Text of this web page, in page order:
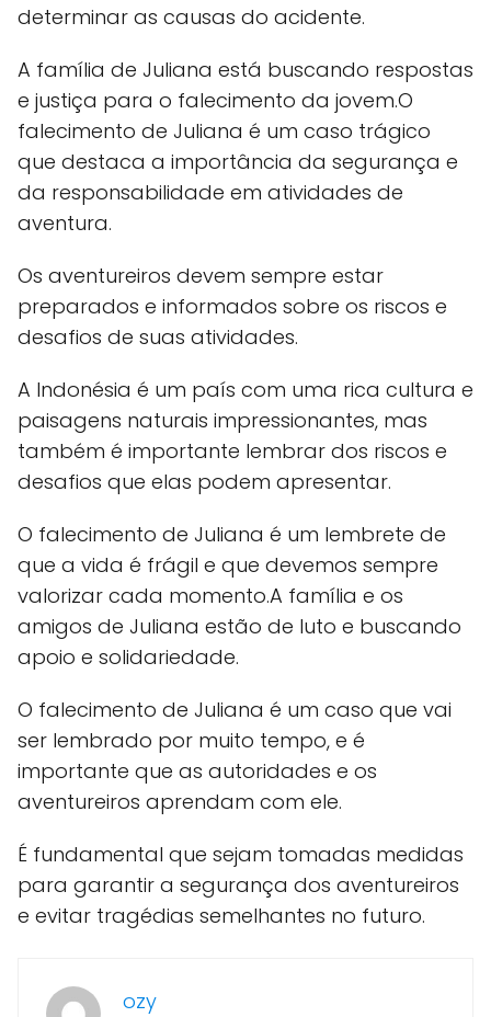
determinar as causas do acidente.
A família de Juliana está buscando respostas
e justiça para o falecimento da jovem.O
falecimento de Juliana é um caso trágico
que destaca a importância da segurança e
da responsabilidade em atividades de
aventura.
Os aventureiros devem sempre estar
preparados e informados sobre os riscos e
desafios de suas atividades.
A Indonésia é um país com uma rica cultura e
paisagens naturais impressionantes, mas
também é importante lembrar dos riscos e
desafios que elas podem apresentar.
O falecimento de Juliana é um lembrete de
que a vida é frágil e que devemos sempre
valorizar cada momento.A família e os
amigos de Juliana estão de luto e buscando
apoio e solidariedade.
O falecimento de Juliana é um caso que vai
ser lembrado por muito tempo, e é
importante que as autoridades e os
aventureiros aprendam com ele.
É fundamental que sejam tomadas medidas
para garantir a segurança dos aventureiros
e evitar tragédias semelhantes no futuro.
ozy